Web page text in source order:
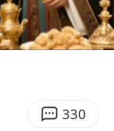
浙江海域将现5到8米巨浪到狂浪
伯克希尔净买入约200亿美元股票
03:36
330